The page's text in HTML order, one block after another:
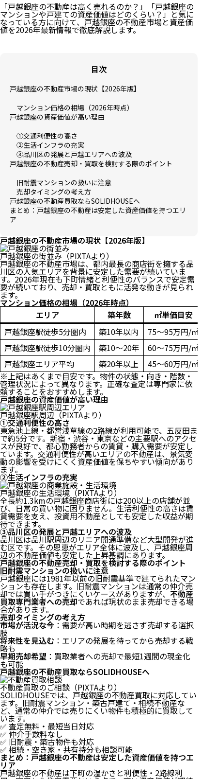
「戸越銀座の不動産は高く売れるのか？」「戸越銀座の
マンションや戸建ての資産価値はどのくらい？」と気に
なっている方に向けて、戸越銀座の不動産市場と資産価
値を2026年最新情報で徹底解説します。
目次
戸越銀座の不動産市場の現状【2026年版】
マンション価格の相場（2026年時点）
戸越銀座の資産価値が高い理由
①交通利便性の高さ
②生活インフラの充実
③品川区の発展と戸越エリアへの波及
戸越銀座の不動産売却・買取を検討する際のポイント
旧耐震マンションの扱いに注意
売却タイミングの考え方
戸越銀座の不動産買取ならSOLIDHOUSEへ
まとめ：戸越銀座の不動産は安定した資産価値を持つエリ
ア
戸越銀座の不動産市場の現状【2026年版】
戸越銀座の街並み（PIXTAより）
戸越銀座の不動産市場は、都内最長の商店街を擁する品
川区の人気エリアを背景に安定した需要が続いていま
す。2026年現在も下町情緒と利便性のバランスで安定需
要が続いており、売却・買取ともに活発な動きが見られ
ます。
マンション価格の相場（2026年時点）
エリア
築年数
㎡単価目安
戸越銀座駅徒歩5分圏内
築10年以内
75〜95万円/㎡
戸越銀座駅徒歩10分圏内
築10〜20年
60〜75万円/㎡
戸越銀座エリア平均
築20年以上
45〜60万円/㎡
※上記はあくまで目安です。物件の状態・向き・階数・
管理状況によって異なります。正確な査定は専門家に依
頼することをおすすめします。
戸越銀座の資産価値が高い理由
戸越銀座駅周辺（PIXTAより）
①交通利便性の高さ
東急池上線・都営浅草線の2路線が利用可能で、五反田ま
で約5分です。新宿・渋谷・東京などの主要駅へのアクセ
スが良好で、都心勤務者からの賃貸・購入需要が安定し
ています。交通利便性が高いエリアの不動産は、景気変
動の影響を受けにくく資産価値を保ちやすい傾向があり
ます。
②生活インフラの充実
戸越銀座の生活環境（PIXTAより）
全長約1.3kmの戸越銀座商店街には200以上の店舗が並
び、日常の買い物に困りません。生活利便性の高さは賃
貸需要を支え、投資用不動産としても安定した収益が期
待できます。
③品川区の発展と戸越エリアへの波及
品川区は品川駅周辺のリニア開通準備など大型開発が進
む区です。その恩恵がエリア全体に波及し、戸越銀座周
辺の不動産価値も安定した上昇基調にあります。
戸越銀座の不動産売却・買取を検討する際のポイント
旧耐震マンションの扱いに注意
戸越銀座には1981年以前の旧耐震基準で建てられたマン
ションも存在します。旧耐震マンションは通常の仲介売
却では買い手がつきにくいケースがありますが、 不動産
買取専門業者への売却であれば現状のまま売却できる場
合があります。
売却タイミングの考え方
市場が活況な今 ：需要が高い時期を逃さず売却する選択
肢
将来性を見込む ：エリアの発展を待ってから売却する戦
略も
早期売却希望 ：買取業者への売却で最短1週間の現金化
も可能
戸越銀座の不動産買取ならSOLIDHOUSEへ
不動産買取のご相談（PIXTAより）
SOLIDHOUSEでは、戸越銀座の不動産買取に対応してい
ます。旧耐震マンション・築古戸建て・相続不動産な
ど、通常の仲介では売りにくい物件も積極的に買取して
います。
✅ 査定無料・最短当日対応
✅ 仲介手数料なし
✅ 旧耐震・築古物件も対応
✅ 相続・空き家・共有持分も相談可能
まとめ：戸越銀座の不動産は安定した資産価値を持つエ
リア
戸越銀座の不動産は下町の温かさと利便性・2路線利